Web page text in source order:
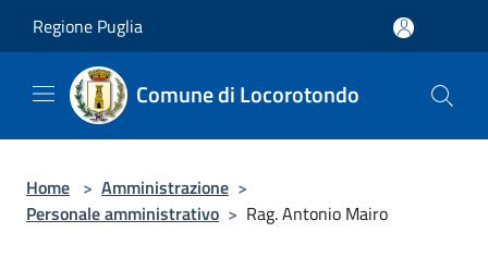
Regione Puglia
Comune di Locorotondo
Home > Amministrazione >
Personale amministrativo > Rag. Antonio Mairo